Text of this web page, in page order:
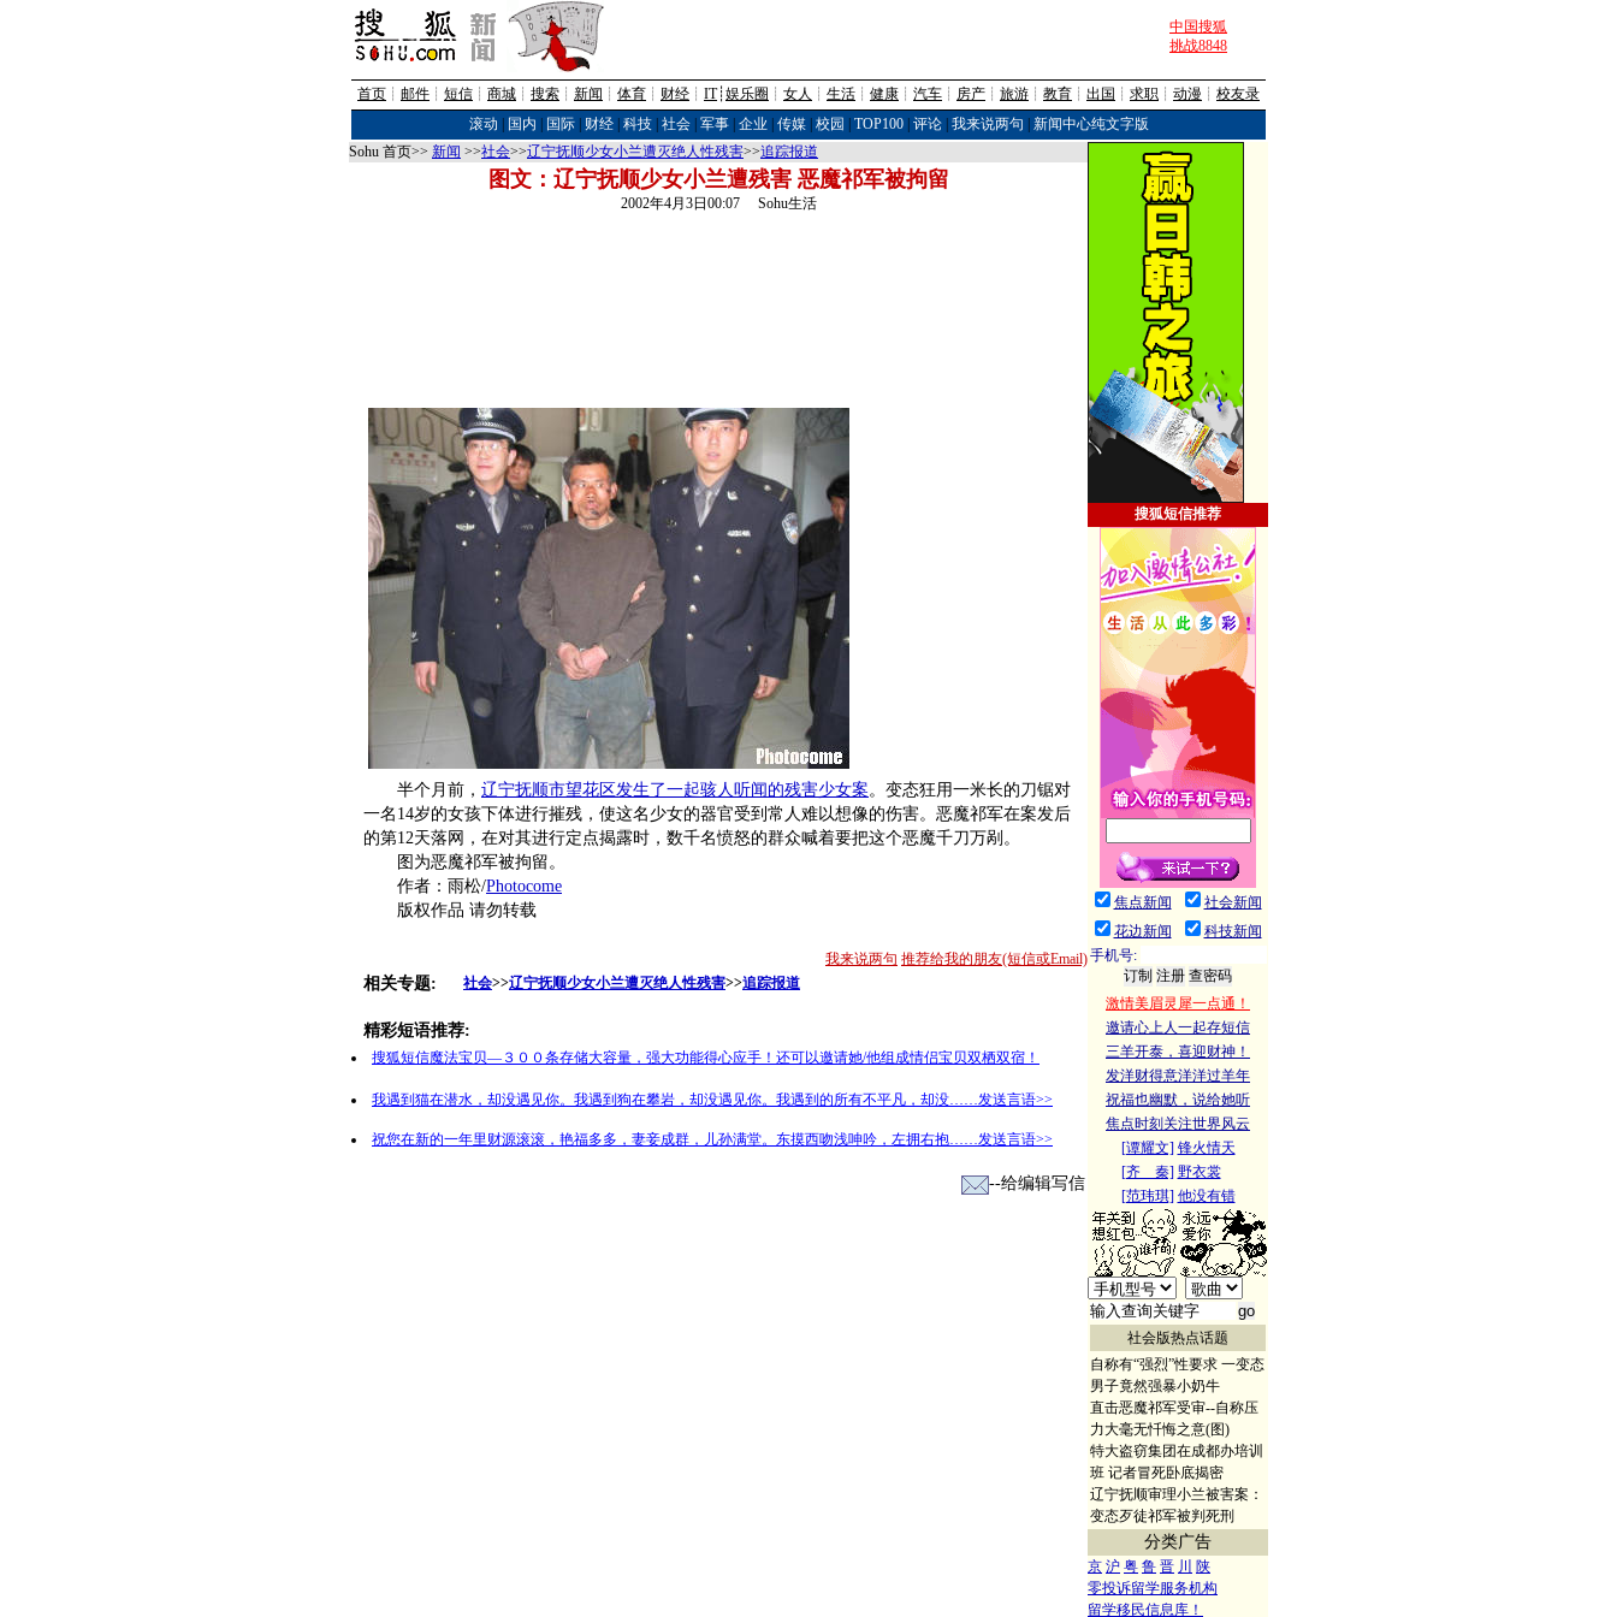
中国搜狐
挑战8848
首页 ┊ 邮件 ┊ 短信 ┊ 商城 ┊ 搜索 ┊ 新闻 ┊ 体育 ┊ 财经 ┊ IT┊ 娱乐圈 ┊ 女人 ┊ 生活 ┊ 健康 ┊ 汽车 ┊ 房产 ┊ 旅游 ┊ 教育 ┊ 出国 ┊ 求职 ┊ 动漫 ┊ 校友录
滚动
国内 国际| 财经| 科技| 社会| 军事| 企业 传媒| 校园 TOP100| 评论| 我来说两句
新闻中心纯文字版
Sohu 首页>> 新闻 >>社会>>辽宁抚顺少女小兰遭灭绝人性残害>>追踪报道
图文：辽宁抚顺少女小兰遭残害 恶魔祁军被拘留
2002年4月3日00:07 Sohu生活
半个月前， 辽宁抚顺市望花区发生了一起骇人听闻的残害少女案。变态狂用一米长的刀锯对
一名14岁的女孩下体进行摧残，使这名少女的器官受到常人难以想像的伤害。恶魔祁军在案发后
的第12天落网，在对其进行定点揭露时，数千名愤怒的群众喊着要把这个恶魔千刀万剐。
图为恶魔祁军被拘留。
作者：雨松/Photocome
版权作品 请勿转载
我来说两句 推荐给我的朋友(短信或Email)
相关专题: 社会>>辽宁抚顺少女小兰遭灭绝人性残害>>追踪报道
精彩短语推荐:
搜狐短信魔法宝贝—３００条存储大容量，强大功能得心应手！还可以邀请她/他组成情侣宝贝双栖双宿！
我遇到猫在潜水，却没遇见你。我遇到狗在攀岩，却没遇见你。我遇到的所有不平凡，却没……发送言语>>
祝您在新的一年里财源滚滚，艳福多多，妻妾成群，儿孙满堂。东摸西吻浅呻吟，左拥右抱……发送言语>>
--给编辑写信
搜狐短信推荐
焦点新闻
社会新闻
花边新闻
科技新闻
手机号:
激情美眉灵犀一点通！
邀请心上人一起存短信
三羊开泰，喜迎财神！
发洋财得意洋洋过羊年
祝福也幽默，说给她听
焦点时刻关注世界风云
[谭耀文] 锋火情天
[齐 秦] 野衣裳
[范玮琪] 他没有错
社会版热点话题
自称有“强烈”性要求 一变态
男子竟然强暴小奶牛
直击恶魔祁军受审--自称压
力大毫无忏悔之意(图)
特大盗窃集团在成都办培训
班 记者冒死卧底揭密
辽宁抚顺审理小兰被害案：
变态歹徒祁军被判死刑
分类广告
京 沪 粤 鲁 晋 川
陕
零投诉留学服务机构
留学移民信息库！